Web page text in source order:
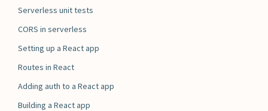
Serverless unit tests
CORS in serverless
Setting up a React app
Routes in React
Adding auth to a React app
Building a React app